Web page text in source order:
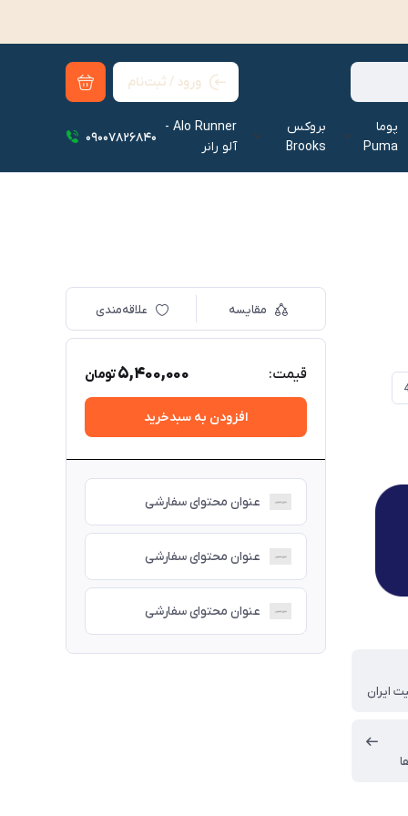
ورود / ثبت‌نام
پوما
Puma
بروکس
Brooks
Alo Runner -
آلو رانر‌
09007826840
ایران
مقایسه علاقه‌مندی
قیمت: 5,400,000تومان
افزودن به سبدخرید
عنوان محتوای سفارشی
عنوان محتوای سفارشی
عنوان محتوای سفارشی